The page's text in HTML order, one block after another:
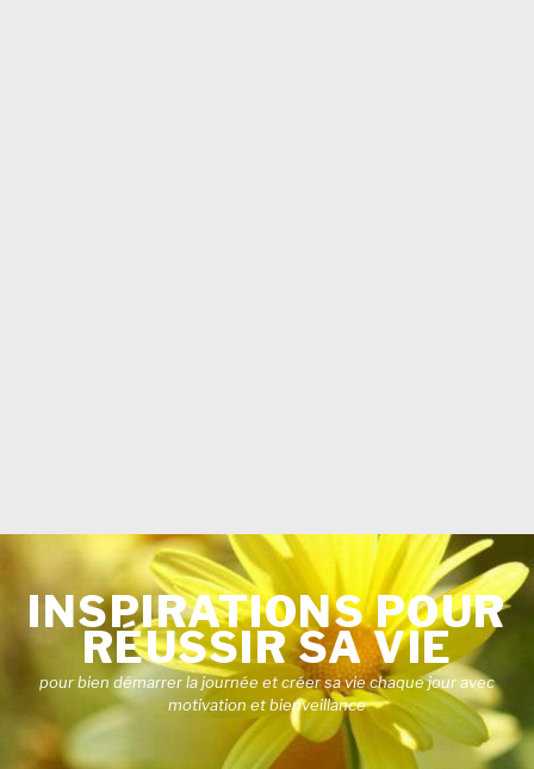
contenuINSPIRATIONS POUR
RÉUSSIR SA VIE
pour bien démarrer la journée et créer sa vie chaque jour avec
motivation et bienveillance